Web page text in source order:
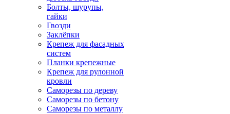
Болты, шурупы,
гайки
Гвозди
Заклёпки
Крепеж для фасадных
систем
Планки крепежные
Крепеж для рулонной
кровли
Саморезы по дереву
Саморезы по бетону
Саморезы по металлу